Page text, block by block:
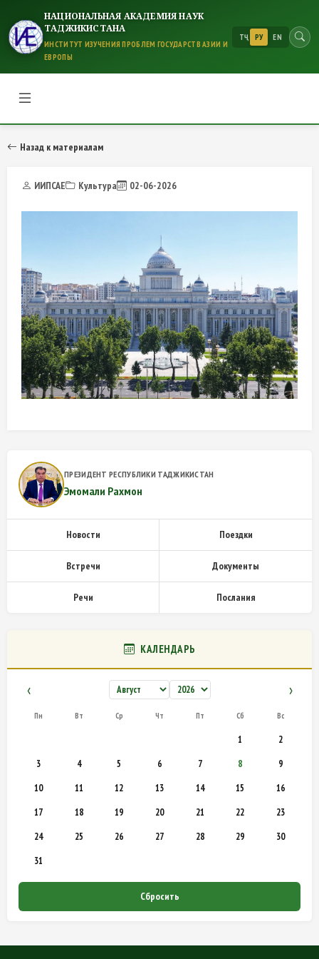
НАЦИОНАЛЬНАЯ АКАДЕМИЯ НАУК
ТАДЖИКИСТАНА
ИНСТИТУТ ИЗУЧЕНИЯ ПРОБЛЕМ ГОСУДАРСТВ АЗИИ И
ЕВРОПЫ
ТҶ РУ EN
Назад к материалам
ИИПСАЕ Культура 02-06-2026
ПРЕЗИДЕНТ РЕСПУБЛИКИ ТАДЖИКИСТАН
Эмомали Рахмон
Новости Поездки
Встречи Документы
Речи Послания
КАЛЕНДАРЬ
‹ ›
Пн Вт Ср Чт Пт Сб Вс
1
2
3
4 5 6 7 8
9
10
11 12 13 14 15
16
17
18 19 20 21 22
23
24
25 26 27 28 29
30
31
Сбросить